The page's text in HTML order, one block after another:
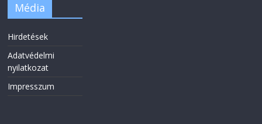
Média
Hirdetések
Adatvédelmi
nyilatkozat
Impresszum